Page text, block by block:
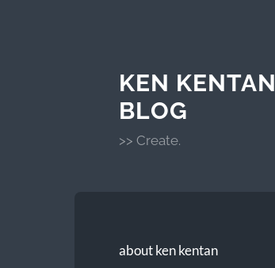
KEN KENTAN
BLOG
>> Create.
about ken kentan